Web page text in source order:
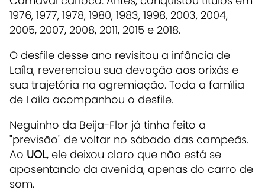
1976, 1977, 1978, 1980, 1983, 1998, 2003, 2004,
2005, 2007, 2008, 2011, 2015 e 2018.
O desfile desse ano revisitou a infância de
Laíla, reverenciou sua devoção aos orixás e
sua trajetória na agremiação. Toda a família
de Laíla acompanhou o desfile.
Neguinho da Beija-Flor já tinha feito a
"previsão" de voltar no sábado das campeãs.
Ao UOL, ele deixou claro que não está se
aposentando da avenida, apenas do carro de
som.